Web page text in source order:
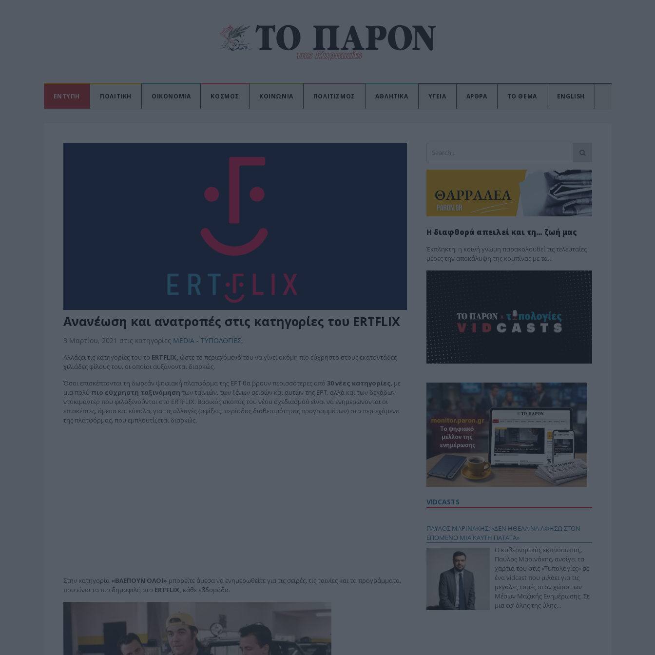
ΕΝΤΥΠΗ ΠΟΛΙΤΙΚΗ ΟΙΚΟΝΟΜΙΑ ΚΟΣΜΟΣ ΚΟΙΝΩΝΙΑ ΠΟΛΙΤΙΣΜΟΣ ΑΘΛΗΤΙΚΑ ΥΓΕΙΑ ΑΡΘΡΑ ΤΟ ΘΕΜΑ ENGLISH
Ανανέωση και ανατροπές στις κατηγορίες του ERTFLIX
3 Μαρτίου, 2021 στις κατηγορίες MEDIA - ΤΥΠΟΛΟΓΙΕΣ,
Αλλάζει τις κατηγορίες του το ERTFLIX, ώστε το περιεχόμενό του να γίνει ακόμη πιο εύχρηστο στους εκατοντάδες
χιλιάδες φίλους του, οι οποίοι αυξάνονται διαρκώς.
Όσοι επισκέπτονται τη δωρεάν ψηφιακή πλατφόρμα της ΕΡΤ θα βρουν περισσότερες από 30 νέες κατηγορίες, με
μια πολύ πιο εύχρηστη ταξινόμηση των ταινιών, των ξένων σειρών και αυτών της ΕΡΤ, αλλά και των δεκάδων
ντοκιμαντέρ που φιλοξενούνται στο ERTFLIX. Βασικός σκοπός του νέου σχεδιασμού είναι να ενημερώνονται οι
επισκέπτες, άμεσα και εύκολα, για τις αλλαγές (αφίξεις, περίοδος διαθεσιμότητας προγραμμάτων) στο περιεχόμενο
της πλατφόρμας, που εμπλουτίζεται διαρκώς.
Στην κατηγορία «ΒΛΕΠΟΥΝ ΟΛΟΙ» μπορείτε άμεσα να ενημερωθείτε για τις σειρές, τις ταινίες και τα προγράμματα,
που είναι τα πιο δημοφιλή στο ERTFLIX, κάθε εβδομάδα.
Η διαφθορά απειλεί και τη… ζωή μας
Έκπληκτη, η κοινή γνώμη παρακολουθεί τις τελευταίες
μέρες την αποκάλυψη της κο­μπίνας με τα…
VIDCASTS
ΠΑΥΛΟΣ ΜΑΡΙΝΑΚΗΣ: «ΔΕΝ ΗΘΕΛΑ ΝΑ ΑΦΗΣΩ ΣΤΟΝ
ΕΠΟΜΕΝΟ ΜΙΑ ΚΑΥΤΗ ΠΑΤΑΤΑ»
Ο κυβερνητικός εκπρόσωπος,
Παύλος Μαρινάκης, ανοίγει τα
χαρτιά του στις «Τυπολογίες» σε
ένα vidcast που μιλάει για τις
μεγάλες τομές στον χώρο των
Μέσων Μαζικής Ενημέρωσης. Σε
μια εφ’ όλης της ύλης